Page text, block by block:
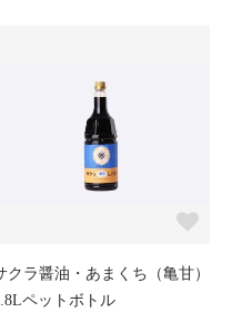
クラ醤油・あまくち（亀甘）
ペットボトル